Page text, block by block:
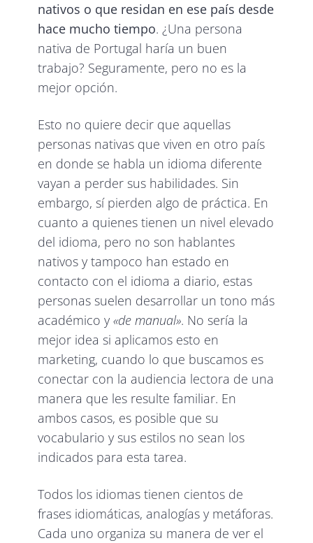
nativos o que residan en ese país desde
hace mucho tiempo. ¿Una persona
nativa de Portugal haría un buen
trabajo? Seguramente, pero no es la
mejor opción.
Esto no quiere decir que aquellas
personas nativas que viven en otro país
en donde se habla un idioma diferente
vayan a perder sus habilidades. Sin
embargo, sí pierden algo de práctica. En
cuanto a quienes tienen un nivel elevado
del idioma, pero no son hablantes
nativos y tampoco han estado en
contacto con el idioma a diario, estas
personas suelen desarrollar un tono más
académico y«de manual». No sería la
mejor idea si aplicamos esto en
marketing, cuando lo que buscamos es
conectar con la audiencia lectora de una
manera que les resulte familiar. En
ambos casos, es posible que su
vocabulario y sus estilos no sean los
indicados para esta tarea.
Todos los idiomas tienen cientos de
frases idiomáticas, analogías y metáforas.
Cada uno organiza su manera de ver el